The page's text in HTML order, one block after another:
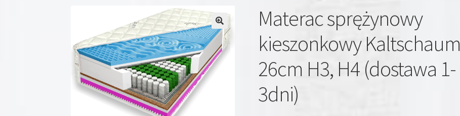
Materac sprężynowy
kieszonkowy Kaltschaum
26cm H3, H4 (dostawa 1-
3dni)